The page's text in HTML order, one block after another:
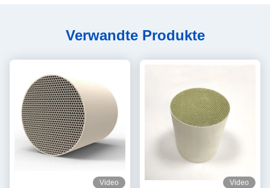
Verwandte Produkte
Video Video